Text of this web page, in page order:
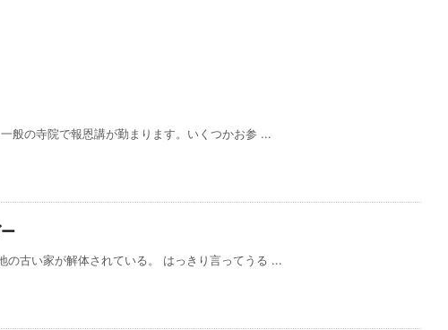
般の寺院で報恩講が勤まります。いくつかお参 ...
の古い家が解体されている。 はっきり言ってうる ...